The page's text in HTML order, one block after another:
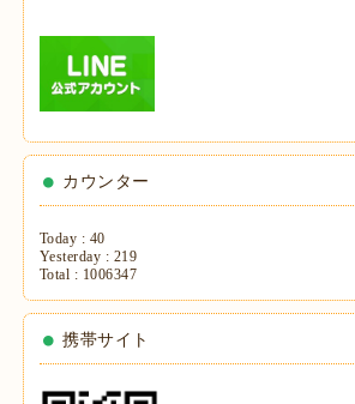
カウンター
Today : 40
Yesterday : 219
Total : 1006347
携帯サイト